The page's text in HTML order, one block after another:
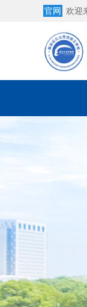
官网 欢迎